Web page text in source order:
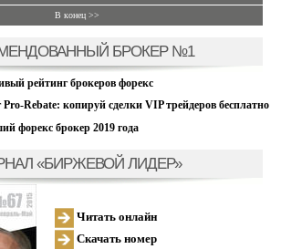
В конец >>
БРОКЕР №1
рейтинг брокеров форекс
Rebate: копируй сделки VIP трейдеров бесплатно
форекс брокер 2019 года
«БИРЖЕВОЙ ЛИДЕР»
Читать онлайн
Скачать номер